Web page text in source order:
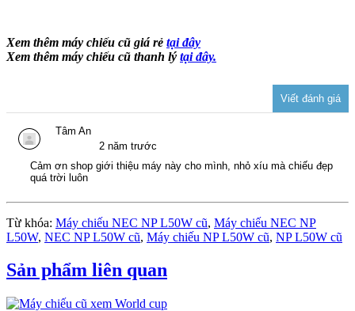
Xem thêm máy chiếu cũ giá rẻ tại đây
Xem thêm máy chiếu cũ thanh lý tại đây.
Tâm An
2 năm trước
Cảm ơn shop giới thiệu máy này cho mình, nhỏ xíu mà chiếu đẹp
quá trời luôn
Từ khóa: Máy chiếu NEC NP L50W cũ, Máy chiếu NEC NP
L50W, NEC NP L50W cũ, Máy chiếu NP L50W cũ, NP L50W cũ
Sản phẩm liên quan